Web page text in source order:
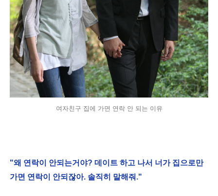
여자친구 집에 가면 연락 안 되는 이유
"왜 연락이 안되는거야? 데이트 하고 나서 너가 집으로만
가면 연락이 안되잖아. 솔직히 말해줘."